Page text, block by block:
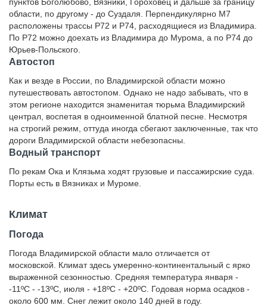
области, по другому - до Суздаля. Перпендикулярно М7
расположены трассы Р72 и Р74, расходящиеся из Владимира.
По Р72 можно доехать из Владимира до Мурома, а по Р74 до
Юрьев-Польского.
Автостоп
Как и везде в России, по Владимирской области можно
путешествовать автостопом. Однако не надо забывать, что в
этом регионе находится знаменитая тюрьма Владимирский
централ, воспетая в одноименной блатной песне. Несмотря
на строгий режим, оттуда иногда сбегают заключенные, так что
дороги Владимирской области небезопасны.
Водный транспорт
По рекам Ока и Клязьма ходят грузовые и пассажирские суда.
Порты есть в Вязниках и Муроме.
Климат
Погода
Погода Владимирской области мало отличается от
московской. Климат здесь умеренно-континентальный с ярко
выраженной сезонностью. Средняя температура января -
-11ºС - -13ºС, июля - +18ºС - +20ºС. Годовая норма осадков -
около 600 мм. Снег лежит около 140 дней в году.